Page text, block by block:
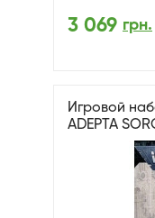
3 069 грн.
Игровой
ADEPTA